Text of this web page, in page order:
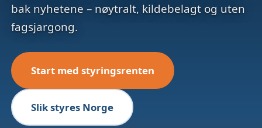
bak nyhetene – nøytralt, kildebelagt og uten
fagsjargong.
Start med styringsrenten
Slik styres Norge